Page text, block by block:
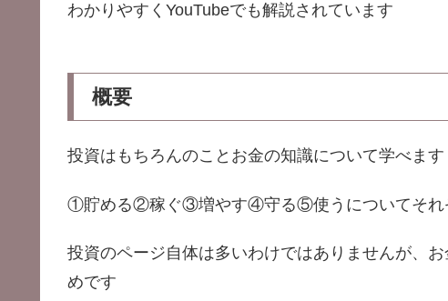
わかりやすくYouTubeでも解説されています
概要
投資はもちろんのことお金の知識について学べます
①貯める②稼ぐ③増やす④守る⑤使うについてそれ
投資のページ自体は多いわけではありませんが、
めです